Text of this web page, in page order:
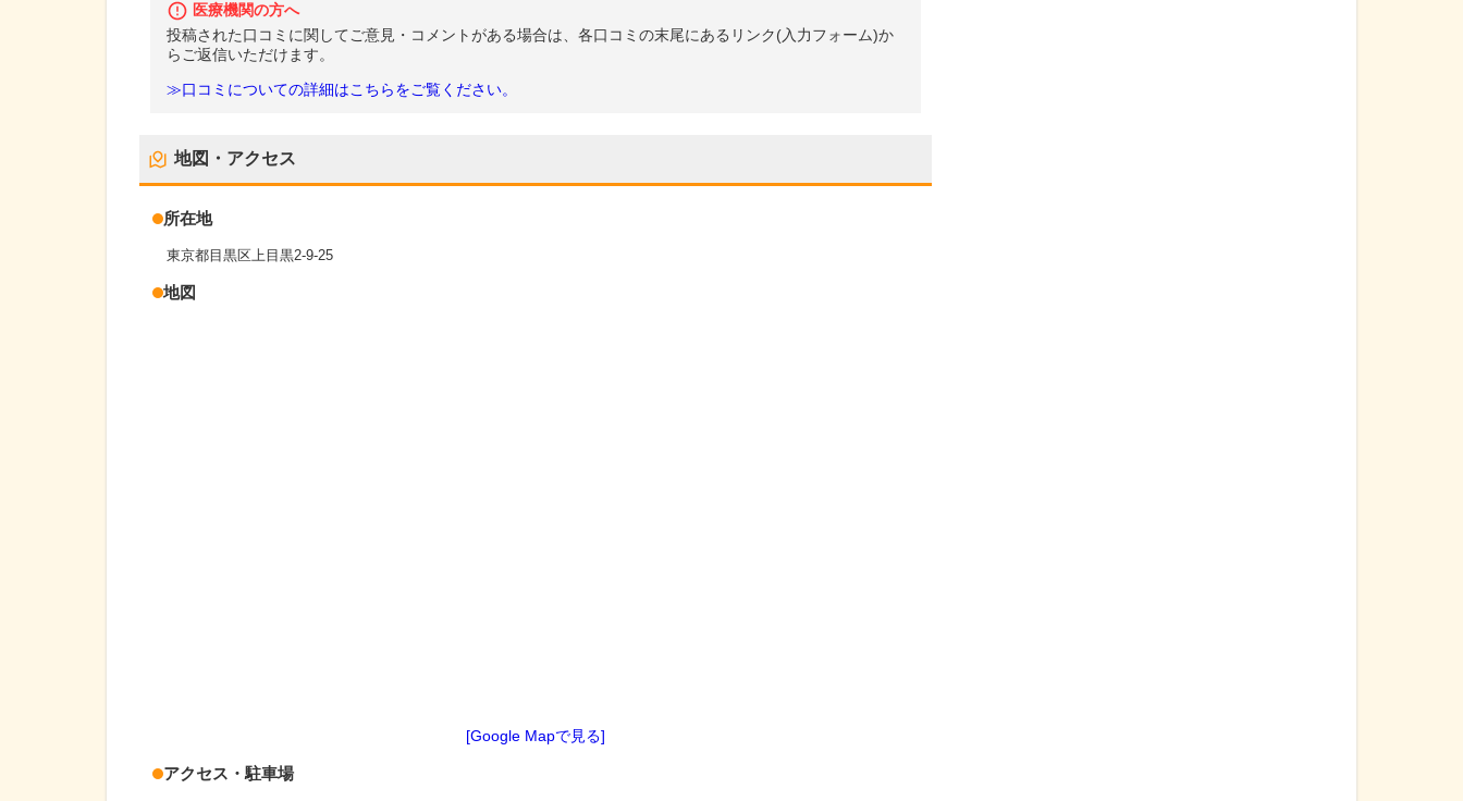
医療機関の方へ
投稿された口コミに関してご意見・コメントがある場合は、各口コミの末尾にあるリンク(入力フォーム)か
らご返信いただけます。
≫口コミについての詳細はこちらをご覧ください。
地図・アクセス
所在地
東京都目黒区上目黒2-9-25
地図
[Google Mapで見る]
アクセス・駐車場